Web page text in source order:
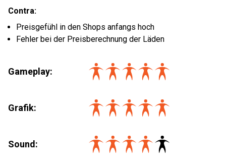
Contra:
Preisgefühl in den Shops anfangs hoch
Fehler bei der Preisberechnung der Läden
Gameplay:
Grafik:
Sound: